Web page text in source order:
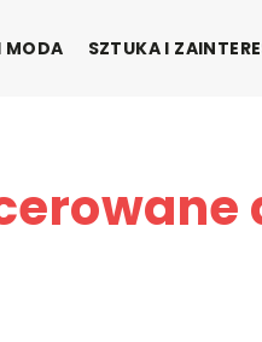
MODA SZTUKA I